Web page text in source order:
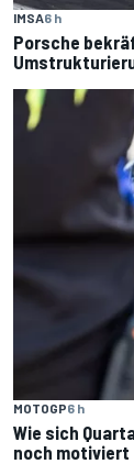
IMSA6 h
Porsche
MOTOGP6 h
Wie sich
noch motiviert